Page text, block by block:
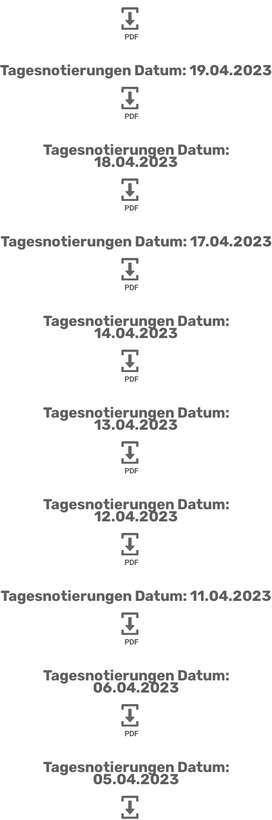
PDF
Tagesnotierungen Datum: 19.04.2023
PDF
Tagesnotierungen Datum:
18.04.2023
PDF
Tagesnotierungen Datum: 17.04.2023
PDF
Tagesnotierungen Datum:
14.04.2023
PDF
Tagesnotierungen Datum:
13.04.2023
PDF
Tagesnotierungen Datum:
12.04.2023
PDF
Tagesnotierungen Datum: 11.04.2023
PDF
Tagesnotierungen Datum:
06.04.2023
PDF
Tagesnotierungen Datum:
05.04.2023